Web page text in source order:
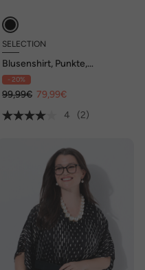
SELECTION
Blusenshirt, Punkte,
doppellagig, V-Ausschnitt,
Langarm
- 20%
99,99€ 79,99€
4
(2)